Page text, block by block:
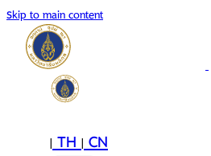
Skip to main content
|TH|CN